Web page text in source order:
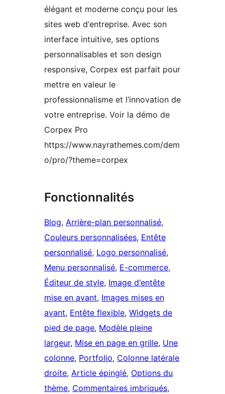
élégant et moderne conçu pour les
sites web d‘entreprise. Avec son
interface intuitive, ses options
personnalisables et son design
responsive, Corpex est parfait pour
mettre en valeur le
professionnalisme et l‘innovation de
votre entreprise. Voir la démo de
Corpex Pro
https://www.nayrathemes.com/dem
o/pro/?theme=corpex
Fonctionnalités
Blog, Arrière-plan personnalisé
Couleurs personnalisées, Entête
personnalisé, Logo personnalisé
Menu personnalisé, E-commerce
Éditeur de style, Image d‘entête
mise en avant, Images mises en
avant, Entête flexible, Widgets de
pied de page, Modèle pleine
largeur, Mise en page en grille, Une
colonne, Portfolio, Colonne latérale
droite, Article épinglé, Options du
thème, Commentaires imbriqués